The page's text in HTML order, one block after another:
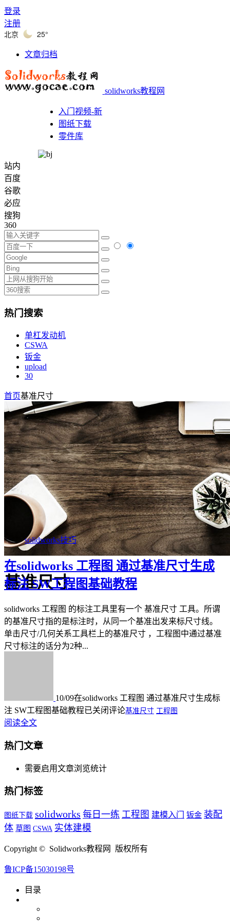
登录
注册
北京 25°
文章归档
solidworks教程网
入门视频-新
图纸下载
零件库
站内
百度
谷歌
必应
搜狗
360
热门搜索
单杠发动机
CSWA
钣金
upload
30
首页基准尺寸
基准尺寸
solidworks技巧
在solidworks 工程图 通过基准尺寸生成
标注 SW工程图基础教程
solidworks 工程图 的标注工具里有一个 基准尺寸 工具。所谓
的基准尺寸指的是标注时，从同一个基准出发来标尺寸线。
单击尺寸/几何关系工具栏上的基准尺寸 ，工程图中通过基准
尺寸标注的话分为2种...
10/09在solidworks 工程图 通过基准尺寸生成标
注 SW工程图基础教程已关闭评论基准尺寸 工程图
阅读全文
热门文章
需要启用文章浏览统计
热门标签
图纸下载 solidworks 每日一练 工程图 建模入门 钣金 装配
体 草图 CSWA 实体建模
Copyright © Solidworks教程网 版权所有
鲁ICP备15030198号
目录